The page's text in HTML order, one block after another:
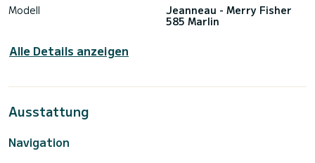
Hafen von Dieppe
Gehen Sie an Bord und genießen Sie einen einzigartigen
Moment an der normannischen Küste!
Rauchen an Bord verboten. Pflicht, das Boot und die
Modell
Jeanneau - Merry Fisher
585 Marlin
Alle Details anzeigen
Ausstattung
Navigation